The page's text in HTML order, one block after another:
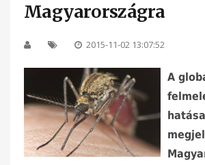
Magyarországra
2015-11-02 13:07:52
A